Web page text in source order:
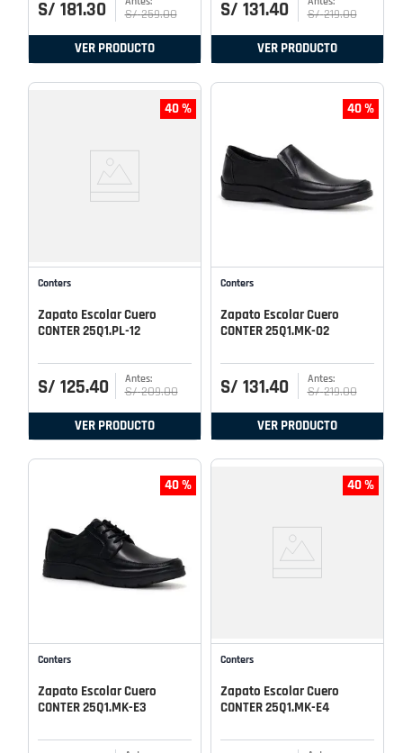
S/ 181.30 S/ 259.00
VER PRODUCTO
S/ 131.40 S/ 219.00
VER PRODUCTO
40 %
Conters
Zapato Escolar Cuero
CONTER 25Q1.PL-12
S/ 125.40 S/ 209.00
VER PRODUCTO
40 %
Conters
Zapato Escolar Cuero
CONTER 25Q1.MK-02
S/ 131.40 S/ 219.00
VER PRODUCTO
40 %
Conters
Zapato Escolar Cuero
CONTER 25Q1.MK-E3
40 %
Conters
Zapato Escolar Cuero
CONTER 25Q1.MK-E4